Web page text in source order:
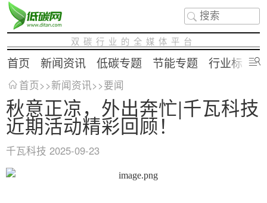
双碳行业的全媒体平台
首页 新闻资讯 低碳专题 节能专题 行业标准
首页>>新闻资讯>>要闻
秋意正凉，外出奔忙|千瓦科技
近期活动精彩回顾！
千瓦科技 2025-09-23